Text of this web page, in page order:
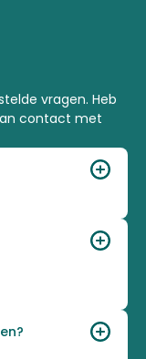
vragen. Heb
contact met